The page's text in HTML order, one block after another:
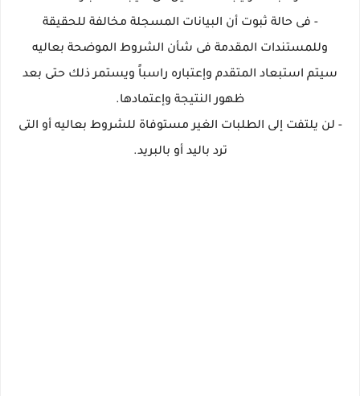
- فى حالة ثبوت أن البيانات المسجلة مخالفة للحقيقة
وللمستندات المقدمة فى شأن الشروط الموضحة بعاليه
سيتم استبعاد المتقدم وإعتباره راسباً ويستمر ذلك حتى بعد
ظهور النتيجة وإعتمادها.
- لن يلتفت إلى الطلبات الغير مستوفاة للشروط بعاليه أو التى
ترد باليد أو بالبريد.